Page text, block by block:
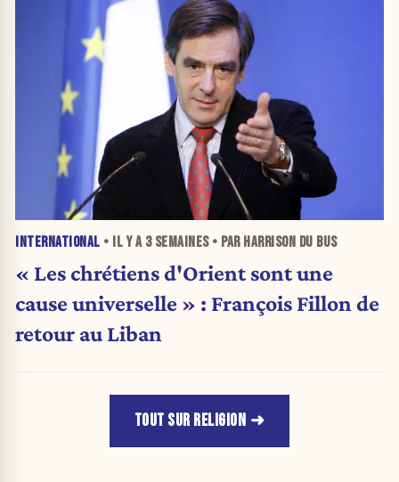
INTERNATIONAL • IL Y A 3 SEMAINES• PAR HARRISON DU BUS
« Les chrétiens d'Orient sont une
cause universelle » : François Fillon de
retour au Liban
TOUT SUR RELIGION